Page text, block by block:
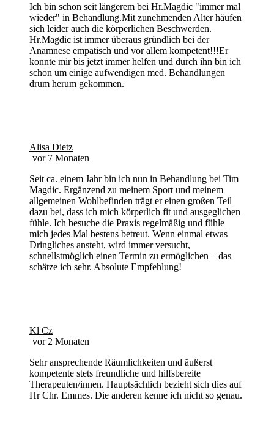
Ich bin schon seit längerem bei Hr.Magdic "immer mal
wieder" in Behandlung.Mit zunehmenden Alter häufen
sich leider auch die körperlichen Beschwerden.
Hr.Magdic ist immer überaus gründlich bei der
Anamnese empatisch und vor allem kompetent!!!Er
konnte mir bis jetzt immer helfen und durch ihn bin ich
schon um einige aufwendigen med. Behandlungen
drum herum gekommen.
Alisa Dietz
vor 7 Monaten
Seit ca. einem Jahr bin ich nun in Behandlung bei Tim
Magdic. Ergänzend zu meinem Sport und meinem
allgemeinen Wohlbefinden trägt er einen großen Teil
dazu bei, dass ich mich körperlich fit und ausgeglichen
fühle. Ich besuche die Praxis regelmäßig und fühle
mich jedes Mal bestens betreut. Wenn einmal etwas
Dringliches ansteht, wird immer versucht,
schnellstmöglich einen Termin zu ermöglichen – das
schätze ich sehr. Absolute Empfehlung!
Kl Cz
vor 2 Monaten
Sehr ansprechende Räumlichkeiten und äußerst
kompetente stets freundliche und hilfsbereite
Therapeuten/innen. Hauptsächlich bezieht sich dies auf
Hr Chr. Emmes. Die anderen kenne ich nicht so genau.